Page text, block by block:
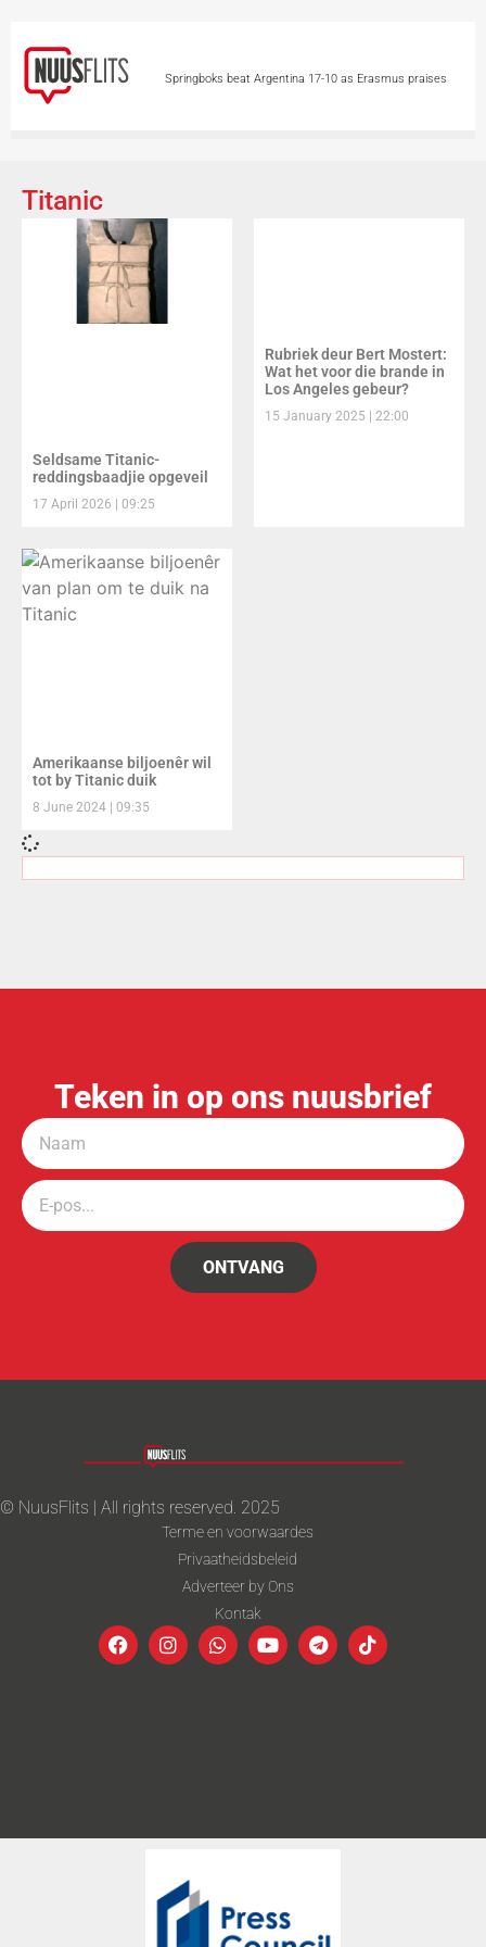
Springboks beat Argentina 17-10 as Erasmus praises
vir Tifoon Dolphin
Thailand eis minstens 6 lewens
Internasionale Katdag
Titanic
Seldsame Titanic-
reddingsbaadjie opgeveil
17 April 2026 09:25
Rubriek deur Bert Mostert:
Wat het voor die brande in
Los Angeles gebeur?
15 January 2025 22:00
Amerikaanse biljoenêr wil
tot by Titanic duik
8 June 2024 09:35
Teken in op ons nuusbrief
ONTVANG
© NuusFlits | All rights reserved. 2025
Terme en voorwaardes
Privaatheidsbeleid
Adverteer by Ons
Kontak